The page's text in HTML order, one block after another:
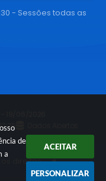
de
a
ACEITAR
PERSONALIZAR
- Sessões todas as
os direitos